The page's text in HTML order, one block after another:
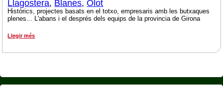
Llagostera, Blanes,Olot
Històrics, projectes basats en el totxo, empresaris amb les butxaques
plenes... L'abans i el després dels equips de la provincia de Girona
Llegir més